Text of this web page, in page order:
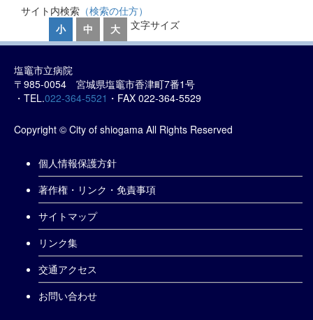
サイト内検索 （検索の仕方）
小 中 大 文字サイズ
塩竈市立病院
〒985-0054 宮城県塩竈市香津町7番1号
・TEL.022-364-5521 ・FAX 022-364-5529
Copyright © City of shiogama All Rights Reserved
個人情報保護方針
著作権・リンク・免責事項
サイトマップ
リンク集
交通アクセス
お問い合わせ